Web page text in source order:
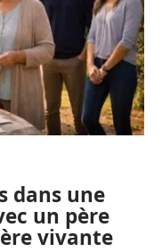
dans une
un père
vivante